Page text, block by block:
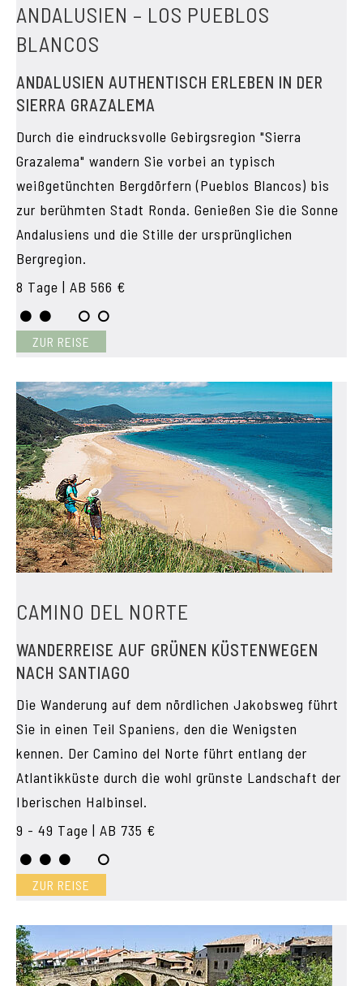
ANDALUSIEN – LOS PUEBLOS
BLANCOS
ANDALUSIEN AUTHENTISCH ERLEBEN IN DER
SIERRA GRAZALEMA
Durch die eindrucksvolle Gebirgsregion "Sierra
Grazalema" wandern Sie vorbei an typisch
weißgetünchten Bergdörfern (Pueblos Blancos) bis
zur berühmten Stadt Ronda. Genießen Sie die Sonne
Andalusiens und die Stille der ursprünglichen
Bergregion.
8 Tage | AB 566 €
ZUR REISE
CAMINO DEL NORTE
WANDERREISE AUF GRÜNEN KÜSTENWEGEN
NACH SANTIAGO
Die Wanderung auf dem nördlichen Jakobsweg führt
Sie in einen Teil Spaniens, den die Wenigsten
kennen. Der Camino del Norte führt entlang der
Atlantikküste durch die wohl grünste Landschaft der
Iberischen Halbinsel.
9 - 49 Tage | AB 735 €
ZUR REISE